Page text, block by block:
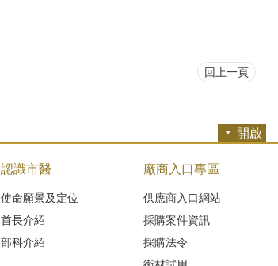
回上一頁
開啟
認識市醫
使命願景及定位
首長介紹
部科介紹
廠商入口專區
供應商入口網站
採購案件資訊
採購法令